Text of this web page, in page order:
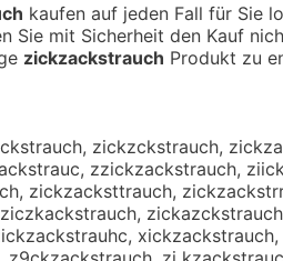
kaufen auf jeden Fall für Sie
mit Sicherheit den Kauf
zickzackstrauch Produkt zu
zickzckstrauch,
zzickzackstrauch,
zickzacksttrauch,